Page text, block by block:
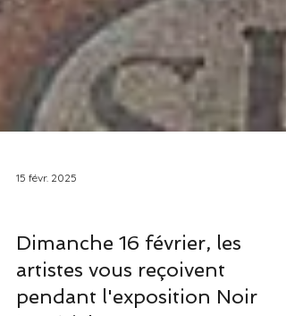
Expositions
Dimanche 16 février, les
artistes vous reçoivent